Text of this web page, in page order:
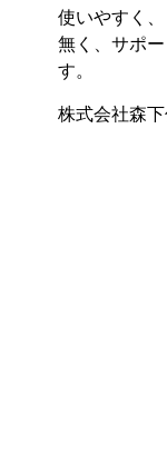
使いやすく
無く、サポ
す。
株式会社森下